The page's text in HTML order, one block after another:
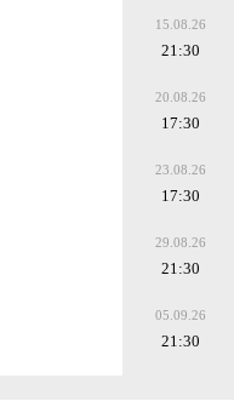
15.08.26
21:30
20.08.26
17:30
23.08.26
17:30
29.08.26
21:30
05.09.26
21:30